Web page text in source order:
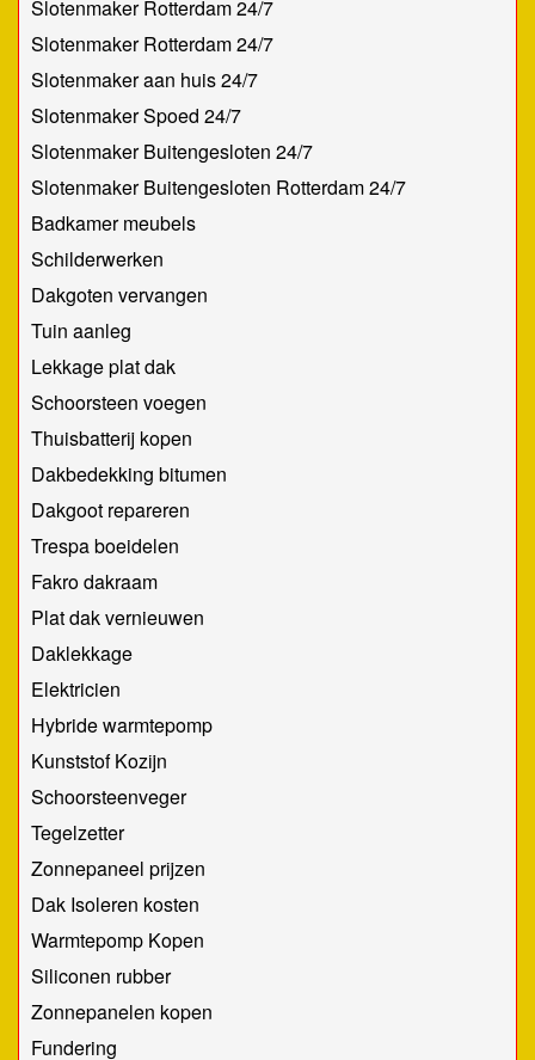
Slotenmaker Rotterdam 24/7
Slotenmaker Rotterdam 24/7
Slotenmaker aan huis 24/7
Slotenmaker Spoed 24/7
Slotenmaker Buitengesloten 24/7
Slotenmaker Buitengesloten Rotterdam 24/7
Badkamer meubels
Schilderwerken
Dakgoten vervangen
Tuin aanleg
Lekkage plat dak
Schoorsteen voegen
Thuisbatterij kopen
Dakbedekking bitumen
Dakgoot repareren
Trespa boeidelen
Fakro dakraam
Plat dak vernieuwen
Daklekkage
Elektricien
Hybride warmtepomp
Kunststof Kozijn
Schoorsteenveger
Tegelzetter
Zonnepaneel prijzen
Dak Isoleren kosten
Warmtepomp Kopen
Siliconen rubber
Zonnepanelen kopen
Fundering